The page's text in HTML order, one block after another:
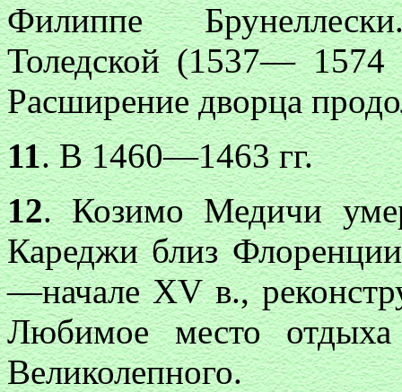
Филиппе
Толедской (1537—
Расширение дворца
11. В 1460—1463 гг.
12. Козимо Медичи
Кареджи близ
—начале XV в.,
Любимое место
Великолепного.